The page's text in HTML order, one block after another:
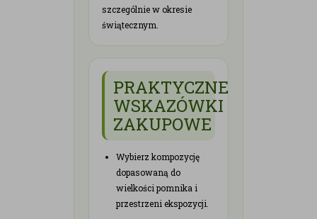
szczególnie w okresie
świątecznym.
PRAKTYCZNE
WSKAZÓWKI
ZAKUPOWE
Wybierz kompozycję
dopasowaną do
wielkości pomnika i
przestrzeni ekspozycji.